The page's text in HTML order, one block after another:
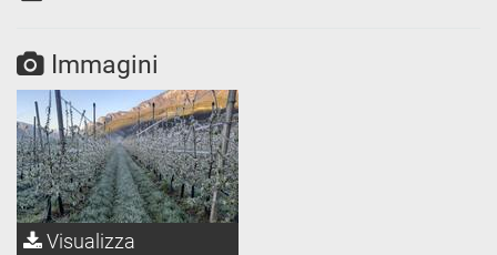
Immagini
Visualizza